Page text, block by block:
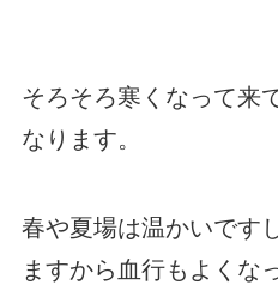
そろそろ寒くなって来
なります。
春や夏場は温かいです
ますから血行もよくな